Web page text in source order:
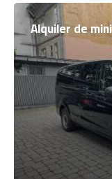
Alquiler de